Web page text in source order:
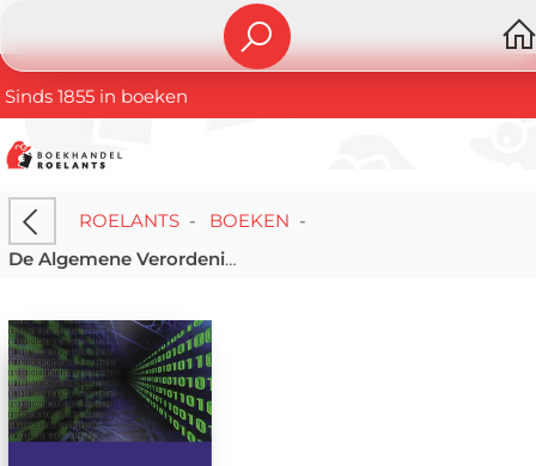
Sinds 1855 in boeken
ROELANTS- BOEKEN -
De Algemene Verordening Gegevensbescherming